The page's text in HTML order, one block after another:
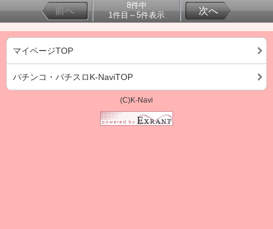
前へ
8件中
1件目～5件表示
次へ
マイページTOP
パチンコ・パチスロK-NaviTOP
(C)K-Navi